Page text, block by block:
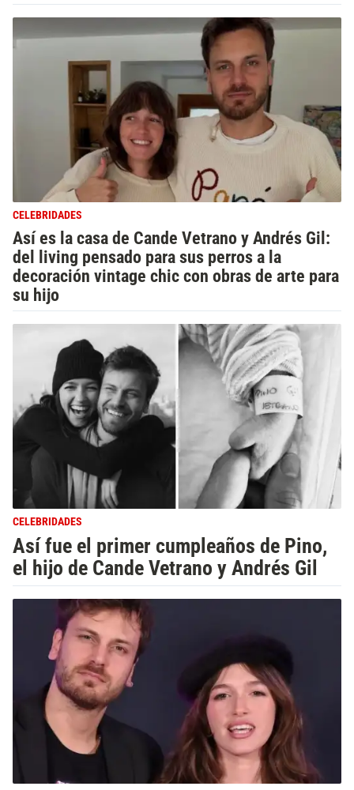
CELEBRIDADES
Así es la casa de Cande Vetrano y Andrés Gil:
del living pensado para sus perros a la
decoración vintage chic con obras de arte para
su hijo
CELEBRIDADES
Así fue el primer cumpleaños de Pino,
el hijo de Cande Vetrano y Andrés Gil